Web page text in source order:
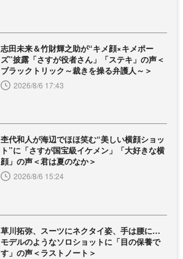
志田未来＆竹財輝之助が“キメ顔×キメポー
ズ”披露「さすが役者さん」「ステキ」の声＜
ブラックトリック～裁きを操る弁護人～＞
2026/8/6 17:43
杢代和人が海辺でほほ笑む“美しい横顔ショッ
ト”に「さすが国宝級イケメン」「大好きな横
顔」の声＜君は夏のなか＞
2026/8/6 15:24
草川拓弥、スーツにネクタイ姿、手は腰に…
モデルのようなソロショットに「目の保養で
す」の声＜ラストノート＞